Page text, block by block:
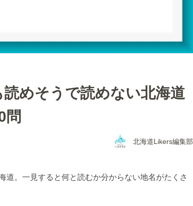
めそうで読めない北海道
問
北海道Likers編集部
道。一見すると何と読むか分からない地名がたくさ